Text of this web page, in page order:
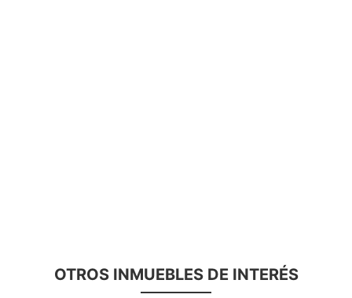
OTROS INMUEBLES DE INTERÉS